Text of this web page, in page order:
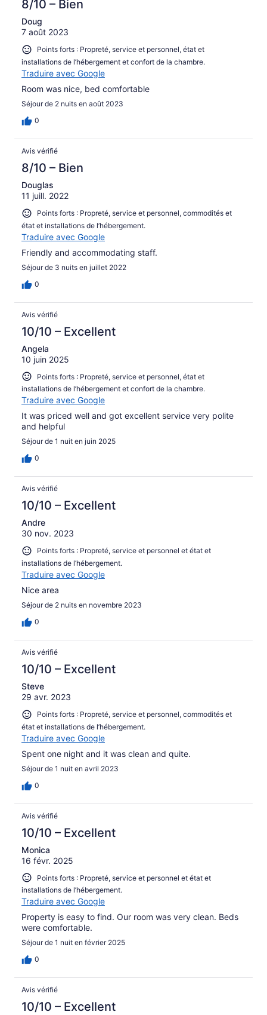
8/10 – Bien
Doug
7 août 2023
Points forts : Propreté, service et personnel, état et
installations de l’hébergement et confort de la chambre.
Traduire avec Google
Room was nice, bed comfortable
Séjour de 2 nuits en août 2023
0
Avis vérifié
8/10 – Bien
Douglas
11 juill. 2022
Points forts : Propreté, service et personnel, commodités et
état et installations de l’hébergement.
Traduire avec Google
Friendly and accommodating staff.
Séjour de 3 nuits en juillet 2022
0
Avis vérifié
10/10 – Excellent
Angela
10 juin 2025
Points forts : Propreté, service et personnel, état et
installations de l’hébergement et confort de la chambre.
Traduire avec Google
It was priced well and got excellent service very polite
and helpful
Séjour de 1 nuit en juin 2025
0
Avis vérifié
10/10 – Excellent
Andre
30 nov. 2023
Points forts : Propreté, service et personnel et état et
installations de l’hébergement.
Traduire avec Google
Nice area
Séjour de 2 nuits en novembre 2023
0
Avis vérifié
10/10 – Excellent
Steve
29 avr. 2023
Points forts : Propreté, service et personnel, commodités et
état et installations de l’hébergement.
Traduire avec Google
Spent one night and it was clean and quite.
Séjour de 1 nuit en avril 2023
0
Avis vérifié
10/10 – Excellent
Monica
16 févr. 2025
Points forts : Propreté, service et personnel et état et
installations de l’hébergement.
Traduire avec Google
Property is easy to find. Our room was very clean. Beds
were comfortable.
Séjour de 1 nuit en février 2025
0
Avis vérifié
10/10 – Excellent